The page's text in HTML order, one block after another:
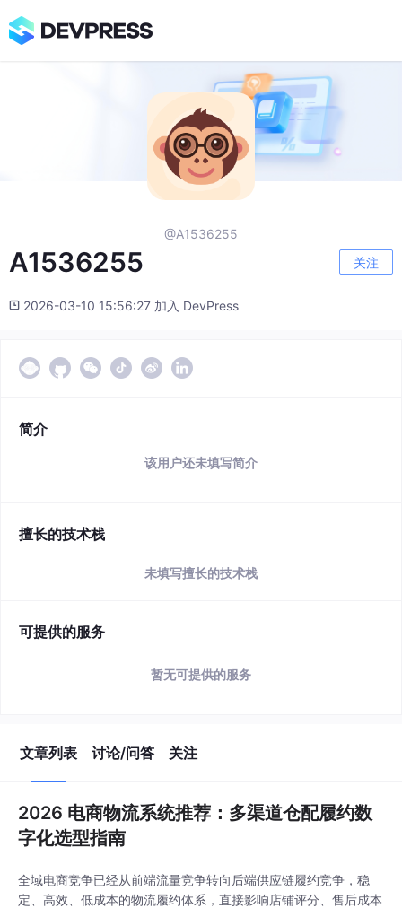
@A1536255
A1536255 关注
2026-03-10 15:56:27 加入 DevPress
简介
该用户还未填写简介
擅长的技术栈
未填写擅长的技术栈
可提供的服务
暂无可提供的服务
文章列表 讨论/问答 关注
2026 电商物流系统推荐：多渠道仓配履约数
字化选型指南
全域电商竞争已经从前端流量竞争转向后端供应链履约竞争，稳
定、高效、低成本的物流履约体系，直接影响店铺评分、售后成本